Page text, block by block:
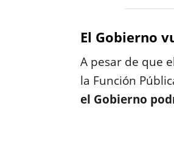
El Gobierno
A pesar de que
la Función
el Gobierno